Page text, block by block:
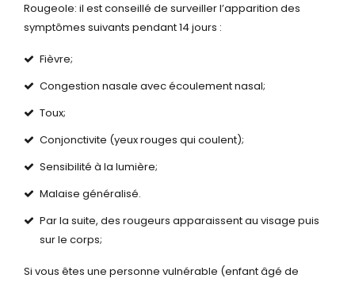
Rougeole: il est conseillé de surveiller l’apparition des
symptômes suivants pendant 14 jours :
Fièvre;
Congestion nasale avec écoulement nasal;
Toux;
Conjonctivite (yeux rouges qui coulent);
Sensibilité à la lumière;
Malaise généralisé.
Par la suite, des rougeurs apparaissent au visage puis
sur le corps;
Si vous êtes une personne vulnérable (enfant âgé de